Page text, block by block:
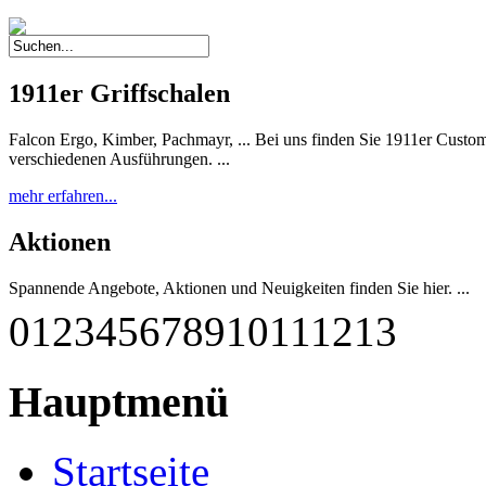
1911er Griffschalen
Falcon Ergo, Kimber, Pachmayr, ... Bei uns finden Sie 1911er
verschiedenen Ausführungen. ...
mehr erfahren...
Aktionen
Spannende Angebote, Aktionen und Neuigkeiten finden Sie hier. ...
mehr erfahren...
Diese einzigartige Pistole wurde nach deutschen
mehr erfahren...
012345678910111213
Hauptmenü
Startseite